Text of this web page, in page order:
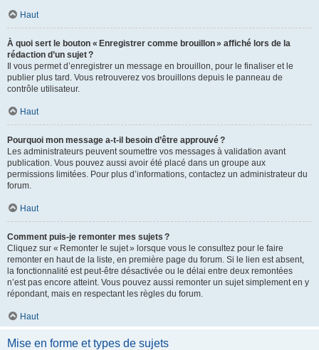
Haut
À quoi sert le bouton « Enregistrer comme brouillon » affiché lors de la
rédaction d’un sujet ?
Il vous permet d’enregistrer un message en brouillon, pour le finaliser et le
publier plus tard. Vous retrouverez vos brouillons depuis le panneau de
contrôle utilisateur.
Haut
Pourquoi mon message a-t-il besoin d’être approuvé ?
Les administrateurs peuvent soumettre vos messages à validation avant
publication. Vous pouvez aussi avoir été placé dans un groupe aux
permissions limitées. Pour plus d’informations, contactez un administrateur du
forum.
Haut
Comment puis-je remonter mes sujets ?
Cliquez sur « Remonter le sujet » lorsque vous le consultez pour le faire
remonter en haut de la liste, en première page du forum. Si le lien est absent,
la fonctionnalité est peut-être désactivée ou le délai entre deux remontées
n’est pas encore atteint. Vous pouvez aussi remonter un sujet simplement en y
répondant, mais en respectant les règles du forum.
Haut
Mise en forme et types de sujets